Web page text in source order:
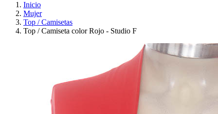
Inicio
Mujer
Top / Camisetas
Top / Camiseta color Rojo - Studio F